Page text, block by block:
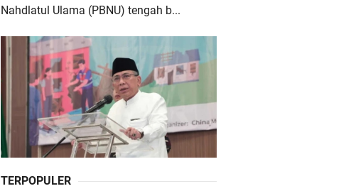
Nahdlatul Ulama (PBNU) tengah b...
TERPOPULER